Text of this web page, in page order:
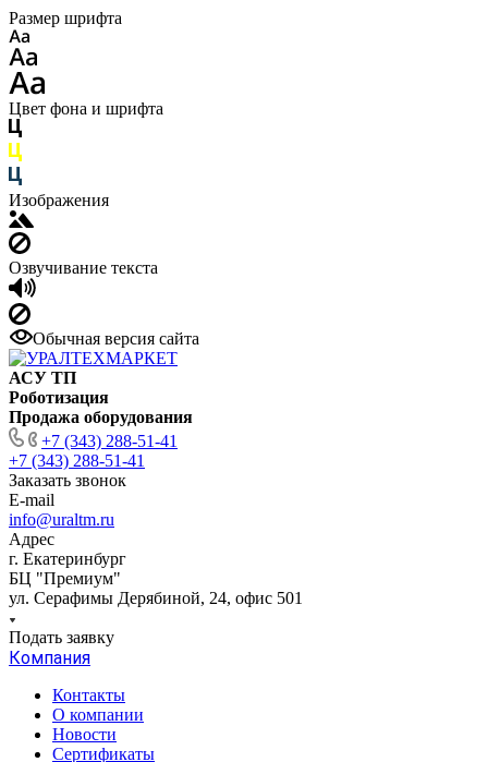
Размер шрифта
Цвет фона и шрифта
Изображения
Озвучивание текста
Обычная версия сайта
АСУ ТП
Роботизация
Продажа оборудования
+7 (343) 288-51-41
+7 (343) 288-51-41
Заказать звонок
E-mail
info@uraltm.ru
Адрес
г. Екатеринбург
БЦ "Премиум"
ул. Серафимы Дерябиной, 24, офис 501
Подать заявку
Компания
Контакты
О компании
Новости
Сертификаты